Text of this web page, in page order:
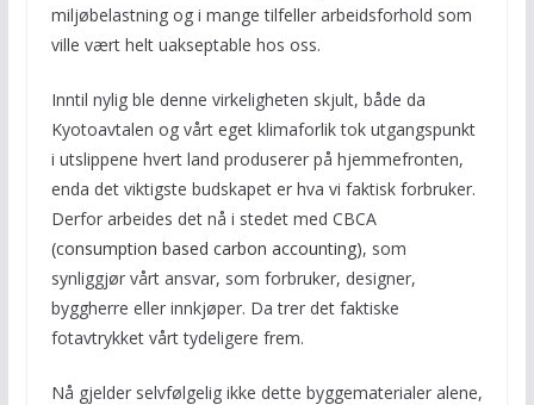
miljøbelastning og i mange tilfeller arbeidsforhold som
ville vært helt uakseptable hos oss.
Inntil nylig ble denne virkeligheten skjult, både da
Kyotoavtalen og vårt eget klimaforlik tok utgangspunkt
i utslippene hvert land produserer på hjemmefronten,
enda det viktigste budskapet er hva vi faktisk forbruker.
Derfor arbeides det nå i stedet med CBCA
(consumption based carbon accounting), som
synliggjør vårt ansvar, som forbruker, designer,
byggherre eller innkjøper. Da trer det faktiske
fotavtrykket vårt tydeligere frem.
Nå gjelder selvfølgelig ikke dette byggematerialer alene,